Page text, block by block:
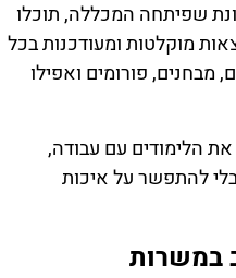
שפיתחה המכללה, תוכלו
מוקלטות ומעודכנות בכל
מבחנים, פורומים ואפילו
הלימודים עם עבודה,
להתפשר על איכות
במשרות